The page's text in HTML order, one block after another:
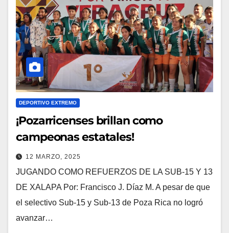
DEPORTIVO EXTREMO
¡Pozarricenses brillan como
campeonas estatales!
12 MARZO, 2025
JUGANDO COMO REFUERZOS DE LA SUB-15 Y 13
DE XALAPA Por: Francisco J. Díaz M. A pesar de que
el selectivo Sub-15 y Sub-13 de Poza Rica no logró
avanzar…